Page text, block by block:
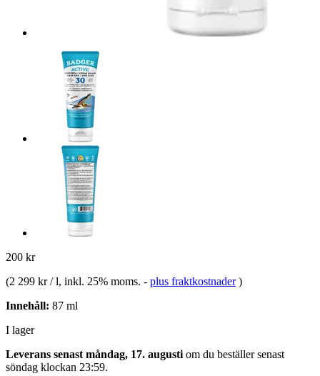
200 kr
(2 299 kr / l, inkl. 25% moms. - plus fraktkostnader )
Innehåll: 87 ml
I lager
Leverans senast måndag, 17. augusti om du beställer senast
söndag klockan 23:59.